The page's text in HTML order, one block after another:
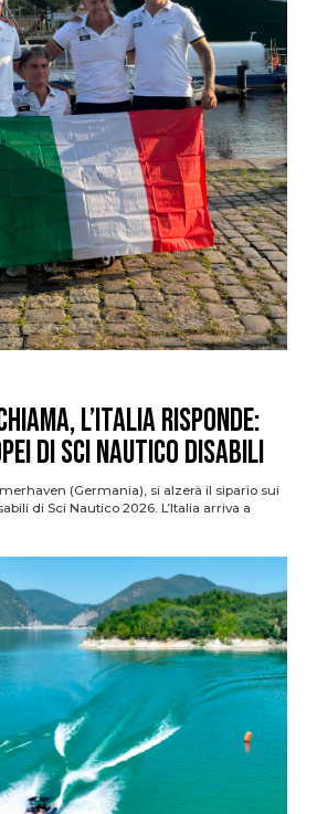
l’Italia risponde:
di Sci Nautico Disabili
(Germania), si alzerà il sipario sui
di Sci Nautico 2026. L’Italia arriva a